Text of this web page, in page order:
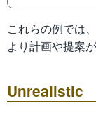
これらの例では
より計画や提案
Unrealistic